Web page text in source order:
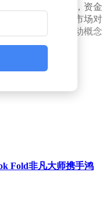
主力资金的撤离，资金
动，不仅体现了市场对
资者对于字节跳动概念
Fold非凡大师携手鸿